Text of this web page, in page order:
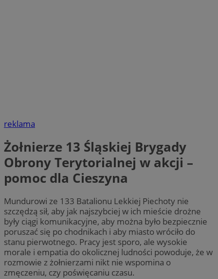
reklama
Żołnierze 13 Śląskiej Brygady
Obrony Terytorialnej w akcji –
pomoc dla Cieszyna
Mundurowi ze 133 Batalionu Lekkiej Piechoty nie
szczędzą sił, aby jak najszybciej w ich mieście drożne
były ciągi komunikacyjne, aby można było bezpiecznie
poruszać się po chodnikach i aby miasto wróciło do
stanu pierwotnego. Pracy jest sporo, ale wysokie
morale i empatia do okolicznej ludności powoduje, że w
rozmowie z żołnierzami nikt nie wspomina o
zmęczeniu, czy poświęcaniu czasu.